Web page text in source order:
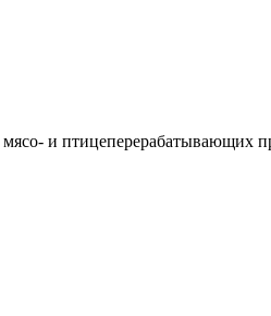
и птицеперерабатывающих